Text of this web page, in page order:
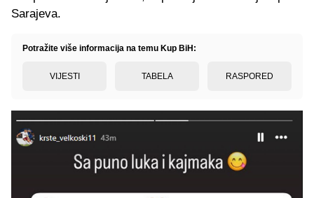
Sarajeva.
Potražite više informacija na temu Kup BiH:
VIJESTI TABELA RASPORED